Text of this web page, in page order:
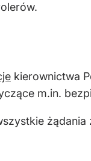
kierownictwa
m.in.